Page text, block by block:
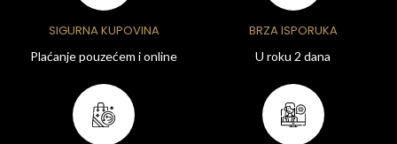
SIGURNA KUPOVINA
Plaćanje pouzećem i online
BRZA ISPORUKA
U roku 2 dana